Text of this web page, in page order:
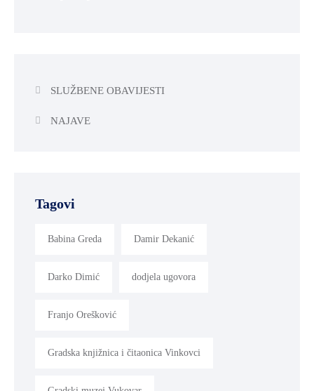
SLUŽBENE OBAVIJESTI
NAJAVE
Tagovi
Babina Greda Damir Dekanić
Darko Dimić dodjela ugovora
Franjo Orešković
Gradska knjižnica i čitaonica Vinkovci